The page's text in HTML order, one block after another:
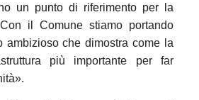
un punto di riferimento per la
Con il Comune stiamo portando
ambizioso che dimostra come la
più importante per far